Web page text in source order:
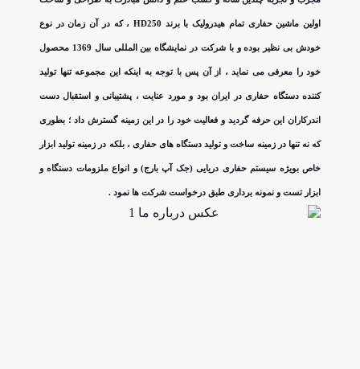
اولین ماشین حفاری تمام هیدرولیک با برند HD250 ، که در آن زمان در نوع
خودش بی نظیر بوده و با شرکت در نمایشگاه بین المللی سال 1369 محصول
خود را معرفی می نماید ، از آن پس با توجه به اینکه این مجموعه تنها تولید
کننده دستگاه حفاری در ایران بود و مورد عنایت ، پشتیبانی و استقبال دست
اندرکاران این حرفه گردید و فعالیت خود را در این زمینه گسترش داد ؛ بطوری
که نه تنها در زمینه ساخت و تولید دستگاه های حفاری ، بلکه در زمینه تولید ابزار
خاص بویژه سیستم حفاری دریایی (جک آپ بارج) و انواع ملزومات دستگاه و
ابزار تست و نمونه برداری طبق درخواست شرکت ها نمود .